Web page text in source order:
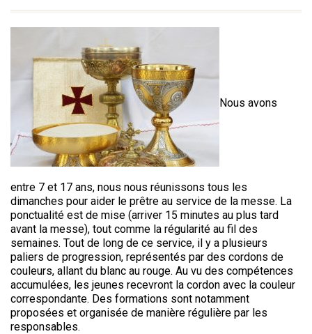
Nous avons
entre 7 et 17 ans, nous nous réunissons tous les
dimanches pour aider le prêtre au service de la messe. La
ponctualité est de mise (arriver 15 minutes au plus tard
avant la messe), tout comme la régularité au fil des
semaines. Tout de long de ce service, il y a plusieurs
paliers de progression, représentés par des cordons de
couleurs, allant du blanc au rouge. Au vu des compétences
accumulées, les jeunes recevront la cordon avec la couleur
correspondante. Des formations sont notamment
proposées et organisée de manière régulière par les
responsables.